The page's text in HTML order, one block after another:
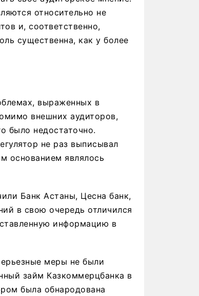
относительно не
и, соответственно,
существенна, как у более
выраженных в
внешних аудиторов,
было недостаточно.
не раз выписывал
основанием являлось
Банк Астаны, Цесна банк,
в свою очередь отличился
информацию в
меры не были
займ Казкоммерцбанка в
была обнародована